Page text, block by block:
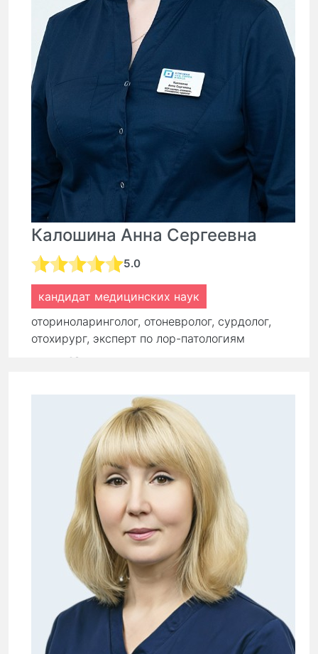
Калошина Анна Сергеевна
5.0
кандидат медицинских наук
оториноларинголог, отоневролог, сурдолог,
отохирург, эксперт по лор-патологиям
18 лет
Первичный прием: 9 000 ₽
Повторный прием: 6 300 ₽